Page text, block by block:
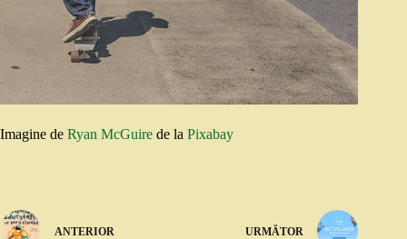
Imagine de Ryan McGuire de la Pixabay
ANTERIOR URMĂTOR